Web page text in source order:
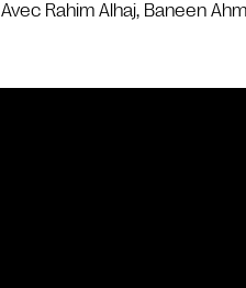
Avec Rahim Alhaj, Baneen